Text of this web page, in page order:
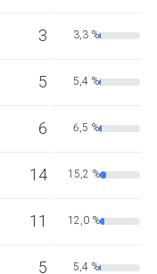
3 3,3 %
5 5,4 %
6 6,5 %
14 15,2 %
11 12,0 %
5 5,4 %